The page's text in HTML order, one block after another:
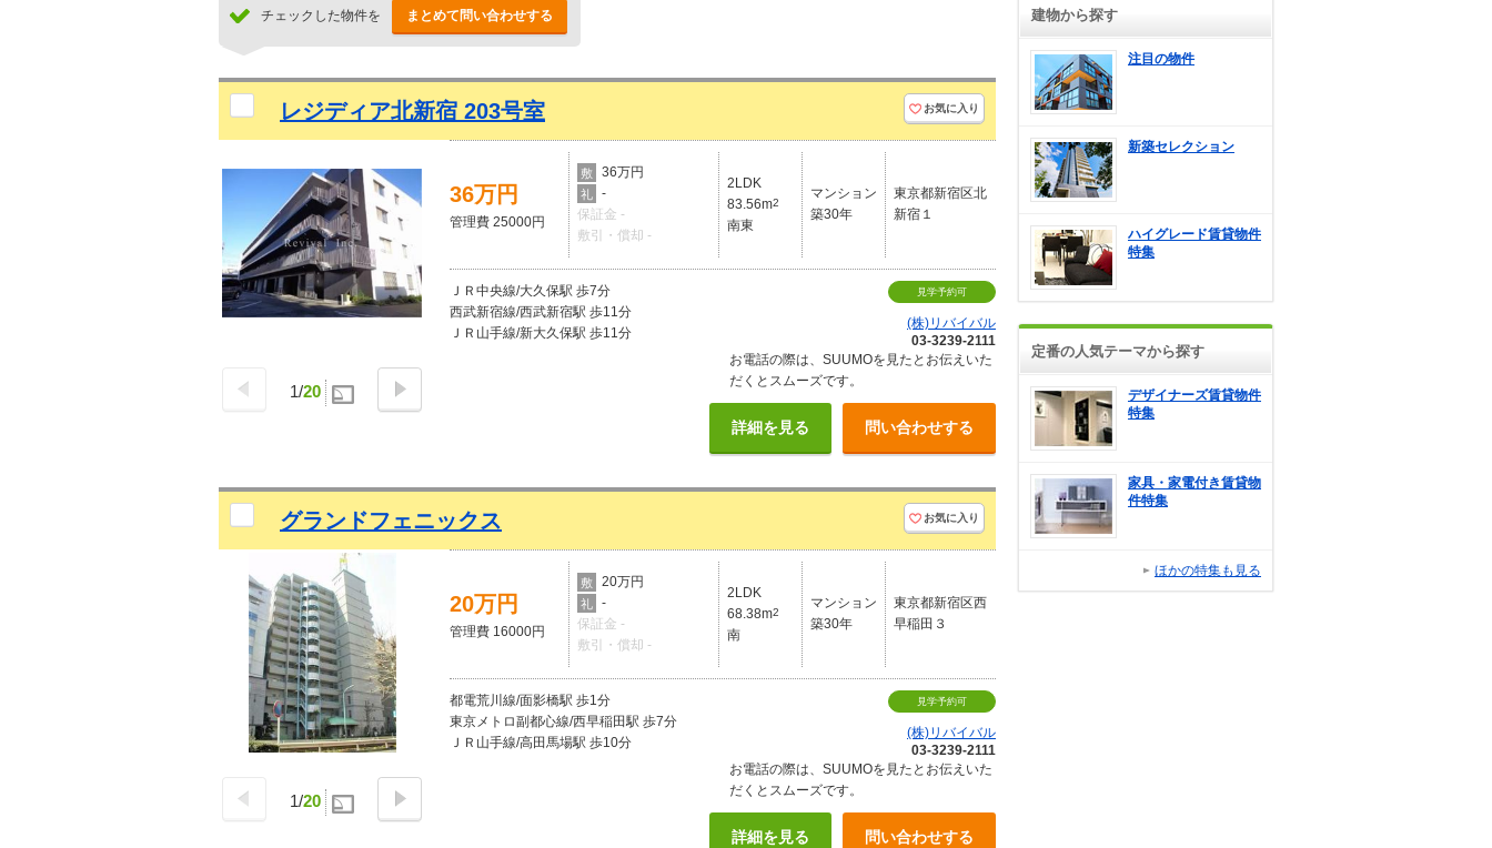
チェックした物件を まとめて問い合わせする
レジディア北新宿 203号室 お気に入り
1/20
36万円
管理費 25000円
敷 36万円
礼
-
保証金 -
敷引・償却 -
2LDK
83.56m2
南東
マンション
築30年
東京都新宿区北
新宿１
ＪＲ中央線/大久保駅 歩7分
西武新宿線/西武新宿駅 歩11分
ＪＲ山手線/新大久保駅 歩11分
見学予約可
(株)リバイバル
03-3239-2111
お電話の際は、SUUMOを見たとお伝えいた
だくとスムーズです。
詳細を見る 問い合わせする
グランドフェニックス お気に入り
1/20
20万円
管理費 16000円
敷 20万円
礼
-
保証金 -
敷引・償却 -
2LDK
68.38m2
南
マンション
築30年
東京都新宿区西
早稲田３
都電荒川線/面影橋駅 歩1分
東京メトロ副都心線/西早稲田駅 歩7分
ＪＲ山手線/高田馬場駅 歩10分
見学予約可
(株)リバイバル
03-3239-2111
お電話の際は、SUUMOを見たとお伝えいた
だくとスムーズです。
詳細を見る 問い合わせする
建物から探す
注目の物件
新築セレクション
ハイグレード賃貸物件
特集
定番の人気テーマから探す
デザイナーズ賃貸物件
特集
家具・家電付き賃貸物
件特集
ほかの特集も見る